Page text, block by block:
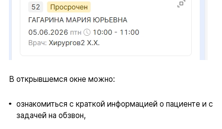
В открывшемся окне можно:
ознакомиться с краткой информацией о пациенте и с
задачей на обзвон,